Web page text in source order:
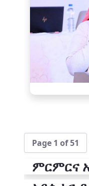
Page 1 of 51
ምርምርና